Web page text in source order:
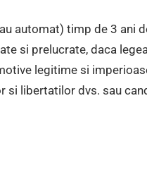
automat) timp de 3 ani
si prelucrate, daca
legitime si
si libertatilor dvs. sau